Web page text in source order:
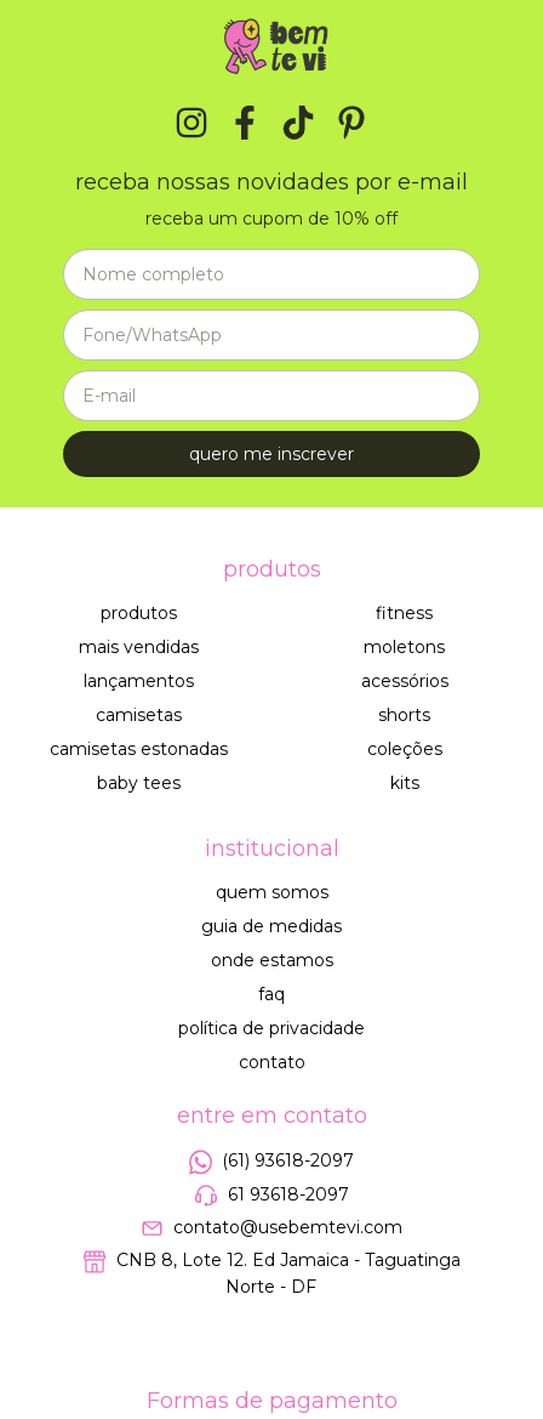
receba nossas novidades por e-mail
receba um cupom de 10% off
produtos
produtos
mais vendidas
lançamentos
camisetas
camisetas estonadas
baby tees
fitness
moletons
acessórios
shorts
coleções
kits
institucional
quem somos
guia de medidas
onde estamos
faq
política de privacidade
contato
entre em contato
(61) 93618-2097
61 93618-2097
contato@usebemtevi.com
CNB 8, Lote 12. Ed Jamaica - Taguatinga
Norte - DF
Formas de pagamento